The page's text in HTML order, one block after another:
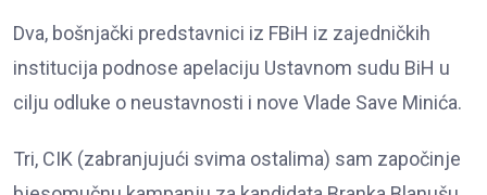
Dva, bošnjački predstavnici iz FBiH iz zajedničkih
institucija podnose apelaciju Ustavnom sudu BiH u
cilju odluke o neustavnosti i nove Vlade Save Minića.
Tri, CIK (zabranjujući svima ostalima) sam započinje